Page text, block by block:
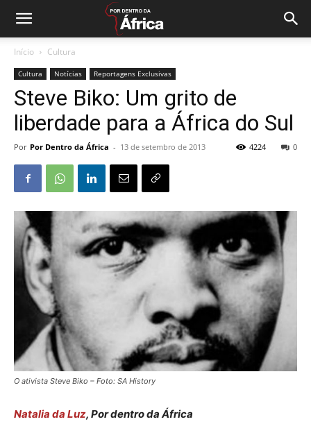
Início Cultura
Cultura Notícias Reportagens Exclusivas
Steve Biko: Um grito de
liberdade para a África do Sul
Por Por Dentro da África - 13 de setembro de 2013 0
4224
O ativista Steve Biko – Foto: SA History
Natalia da Luz, Por dentro da África